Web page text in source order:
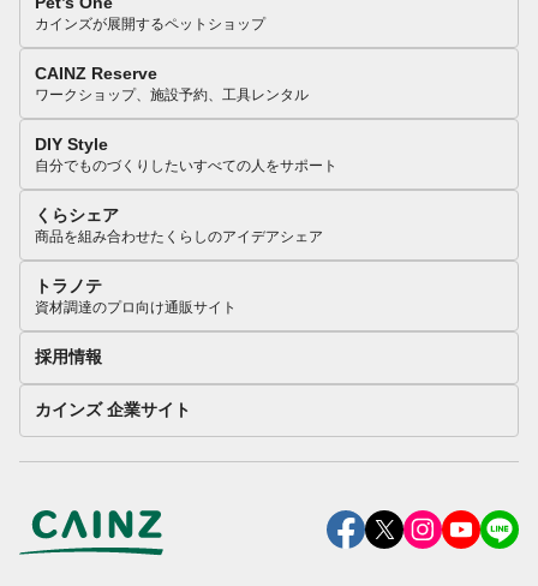
カインズが展開するペットショップ
CAINZ Reserve
ワークショップ、施設予約、工具レンタル
DIY Style
自分でものづくりしたいすべての人をサポート
くらシェア
商品を組み合わせたくらしのアイデアシェア
トラノテ
資材調達のプロ向け通販サイト
採用情報
カインズ 企業サイト